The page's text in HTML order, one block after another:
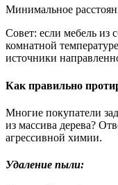
Минимальное
Совет: если мебель из
комнатной
источники
Как правильно
Многие покупатели
из массива дерева?
агрессивной химии.
Удаление пыли: